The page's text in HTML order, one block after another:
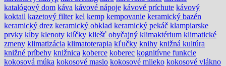
katalógový dom káva kávové nápoje kávové príchute kávový
koktail kazetový filter kel kemp kempovanie keramický bazén
keramický drez keramický obklad keramický pekáč klampiarske
prvky kĺby klenoty klíčky kliešť obyčajný klimaktérium klimatické
zmeny klimatizácia klimatoterapia kľučky knihy knižná kultúra
knižné príbehy knižnica koberce koberec kognitívne funkcie
kokosová múka kokosové maslo kokosové mlieko kokosové vlákno